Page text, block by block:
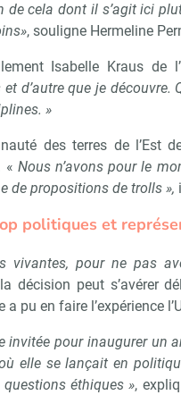
de cela dont il s’agit ici
, souligne Hermeline
Isabelle Kraus de
d’autre que je découvre.
»
des terres de l’Est
« Nous n’avons pour le
de propositions de trolls »,
politiques et
vivantes, pour ne pas
décision peut s’avérer
pu en faire l’expérience
invitée pour inaugurer un
elle se lançait en
éthiques »,